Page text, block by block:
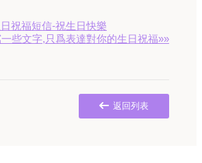
祝福短信-祝生日快樂
些文字,只爲表達對你的生日祝福»»
返回列表